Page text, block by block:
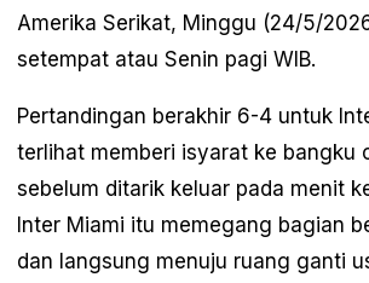
Amerika Serikat, Minggu (24/5/
setempat atau Senin pagi WIB.
Pertandingan berakhir 6-4 untuk
terlihat memberi isyarat ke bangku
sebelum ditarik keluar pada menit
Inter Miami itu memegang bagian
dan langsung menuju ruang ganti